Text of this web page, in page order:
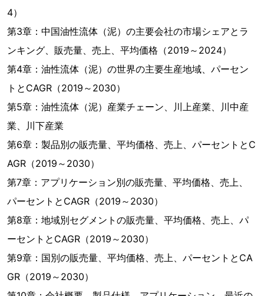
4）
第3章：中国油性流体（泥）の主要会社の市場シェアとラ
ンキング、販売量、売上、平均価格（2019～2024）
第4章：油性流体（泥）の世界の主要生産地域、パーセン
トとCAGR（2019～2030）
第5章：油性流体（泥）産業チェーン、川上産業、川中産
業、川下産業
第6章：製品別の販売量、平均価格、売上、パーセントとC
AGR（2019～2030）
第7章：アプリケーション別の販売量、平均価格、売上、
パーセントとCAGR（2019～2030）
第8章：地域別セグメントの販売量、平均価格、売上、パ
ーセントとCAGR（2019～2030）
第9章：国別の販売量、平均価格、売上、パーセントとCA
GR（2019～2030）